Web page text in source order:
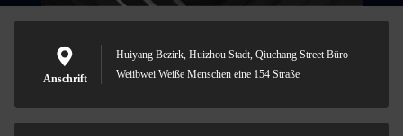
Anschrift
Huiyang Bezirk, Huizhou Stadt, Qiuchang Street Büro
Weiibwei Weiße Menschen eine 154 Straße